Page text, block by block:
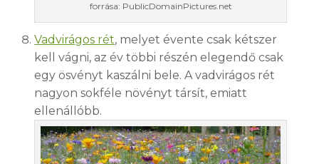
forrása: PublicDomainPictures.net
Vadvirágos rét, melyet évente csak kétszer
kell vágni, az év többi részén elegendő csak
egy ösvényt kaszálni bele. A vadvirágos rét
nagyon sokféle növényt társít, emiatt
ellenállóbb.